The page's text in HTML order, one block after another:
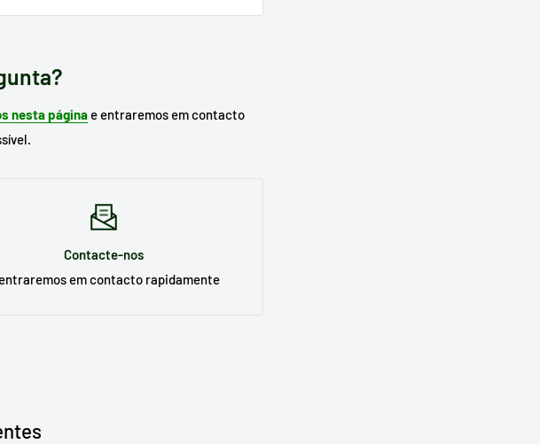
para procurar o seu
nesta páginae entraremos em contacto
Contacte-nos
em contacto rapidamente